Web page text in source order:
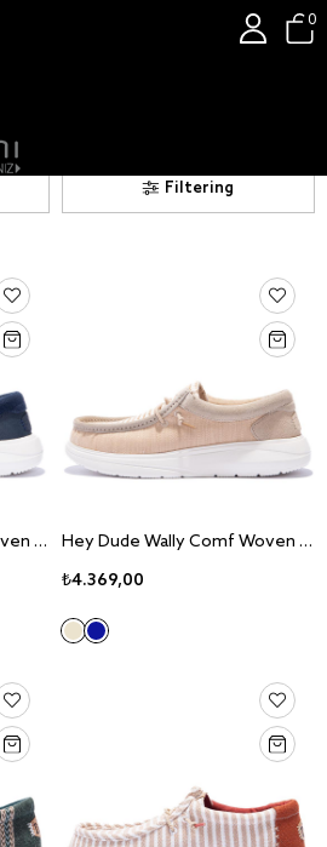
0
Filtering
Hey Dude Wally Comf Woven Mn's Navy Sneaker Ayakkabı 43639-4UX
Hey Dude Wally Comf Woven Mn's Cream Sneaker Ayakkabı 43639-0MD
₺4.369,00